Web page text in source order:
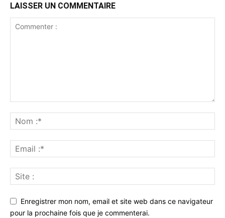
LAISSER UN COMMENTAIRE
Enregistrer mon nom, email et site web dans ce navigateur
pour la prochaine fois que je commenterai.